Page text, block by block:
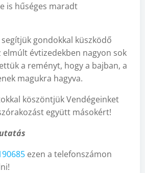
is hűséges maradt
gondokkal küszködő
évtizedekben nagyon sok
a reményt, hogy a bajban, a
magukra hagyva.
köszöntjük Vendégeinket
együtt másokért!
ezen a telefonszámon